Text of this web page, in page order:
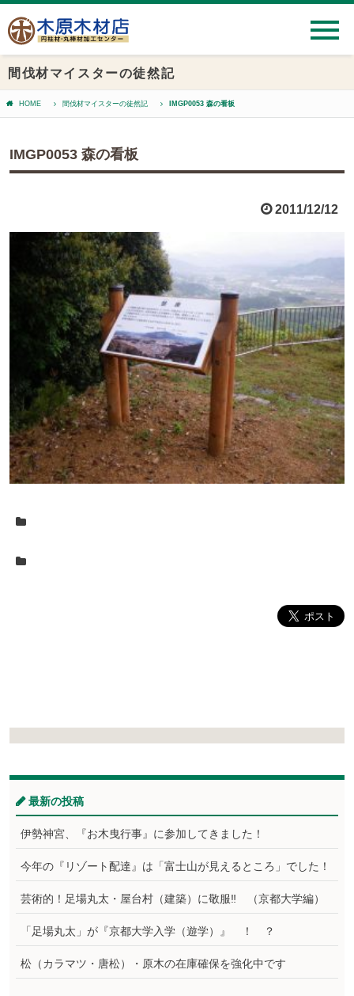
間伐材マイスターの徒然記
HOME 間伐材マイスターの徒然記 IMGP0053 森の看板
IMGP0053 森の看板
2011/12/12
最新の投稿
伊勢神宮、『お木曳行事』に参加してきました！
今年の『リゾート配達』は「富士山が見えるところ」でした！
芸術的！足場丸太・屋台村（建築）に敬服‼ （京都大学編）
「足場丸太」が『京都大学入学（遊学）』 ！ ？
松（カラマツ・唐松）・原木の在庫確保を強化中です